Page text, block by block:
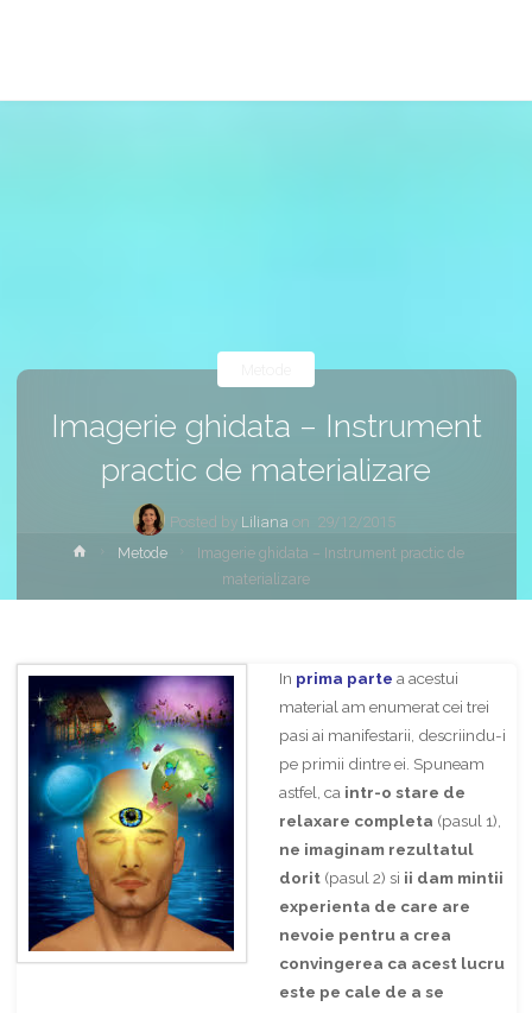
Imagerie ghidata – Instrument
practic de materializare
Posted by Liliana on 29/12/2015
HomeMetode
Imagerie ghidata – Instrument practic de
materializare
In prima parte a acestui
material am enumerat cei trei
pasi ai manifestarii, descriindu-i
pe primii dintre ei. Spuneam
astfel, ca intr-o stare de
relaxare completa (pasul 1),
ne imaginam rezultatul
dorit(pasul 2) si ii dam mintii
experienta de care are
nevoie pentru a crea
convingerea ca acest lucru
este pe cale de a se